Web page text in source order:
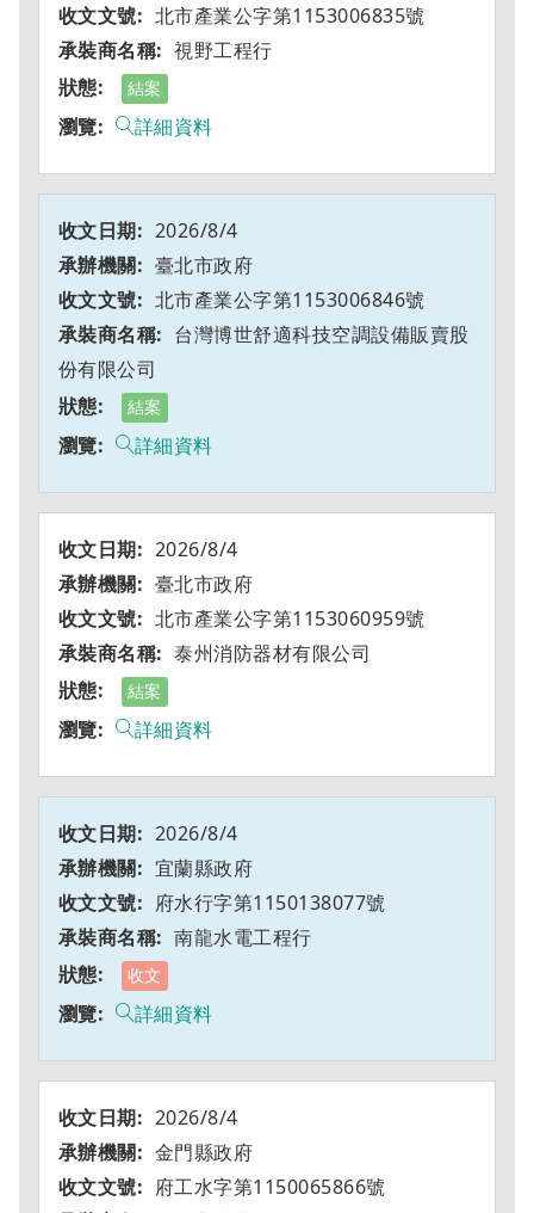
北市產業公字第1153006835號
視野工程行
結案
詳細資料
2026/8/4
臺北市政府
北市產業公字第1153006846號
台灣博世舒適科技空調設備販賣股
份有限公司
結案
詳細資料
2026/8/4
臺北市政府
北市產業公字第1153060959號
泰州消防器材有限公司
結案
詳細資料
2026/8/4
宜蘭縣政府
府水行字第1150138077號
南龍水電工程行
收文
詳細資料
2026/8/4
金門縣政府
府工水字第1150065866號